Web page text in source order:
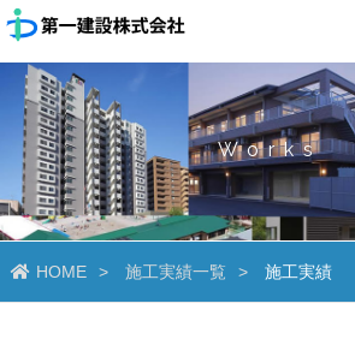
Works
HOME 施工実績一覧 施工実績